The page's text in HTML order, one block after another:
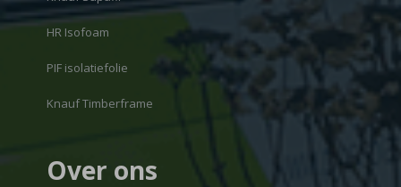
HR Isofoam
PIF isolatiefolie
Knauf Timberframe
Over ons